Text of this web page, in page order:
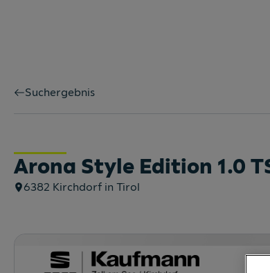
Suchergebnis
Arona Style Edition 1.0
6382 Kirchdorf in Tirol